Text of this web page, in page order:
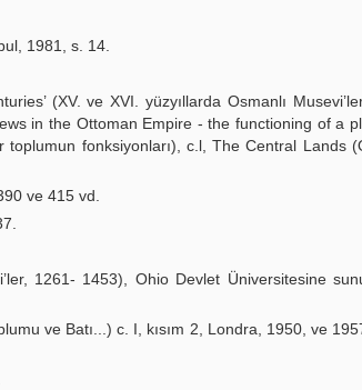
1981, s. 14.
(XV. ve XVI. yüzyıllarda Osmanlı
in the Ottoman Empire - the functioning of a
toplumun fonksiyonları), c.l, The Central Lands
ve 415 vd.
1261- 1453), Ohio Devlet Üniversitesine
ve Batı...) c. I, kısım 2, Londra, 1950, ve